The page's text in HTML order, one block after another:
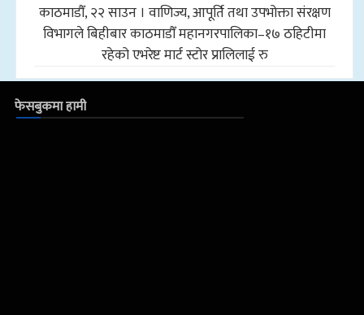
काठमाडौँ, २२ साउन । वाणिज्य, आपूर्ति तथा उपभोक्ता संरक्षण
विभागले बिहीबार काठमाडौँ महानगरपालिका–१७ ठहिटीमा
रहेको एभरेष्ट मार्ट स्टोर प्रालिलाई रु
फेसबुकमा हामी